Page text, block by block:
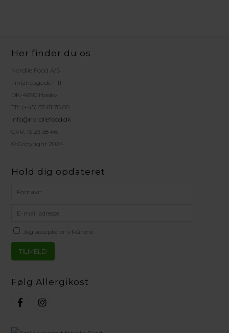
Her finder du os
Nordlie Food A/S
Finlandsgade 1-11
DK-4690 Haslev
Tlf.: (+45) 57 61 78 00
info@nordliefood.dk
CVR: 16 23 38 46
© Copyright 2024
Hold dig opdateret
Jeg accepterer vilkårene
Følg Allergikost